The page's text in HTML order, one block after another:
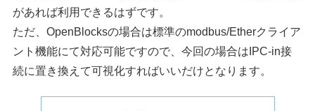
があれば利用できるはずです。
ただ、OpenBlocksの場合は標準のmodbus/Etherクライア
ント機能にて対応可能ですので、今回の場合はIPC-in接
続に置き換えて可視化すればいいだけとなります。